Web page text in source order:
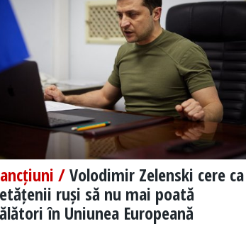
/Volodimir Zelenski cere ca
ruși să nu mai poată
în Uniunea Europeană